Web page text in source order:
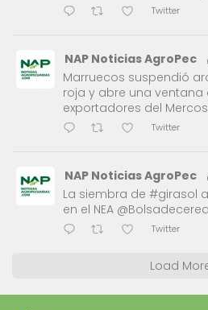
Twitter
NAP Noticias AgroPec
Marruecos suspendió
roja y abre una
exportadores del
Twitter
NAP Noticias AgroPec
La siembra de #girasol
en el NEA
Twitter
Load